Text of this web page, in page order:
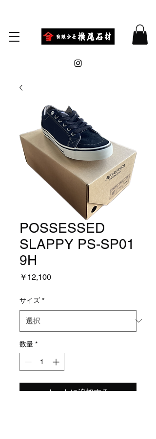
POSSESSED
SLAPPY PS-SP01
9H
￥12,100価
サイズ *
数量 *
カートに追加する